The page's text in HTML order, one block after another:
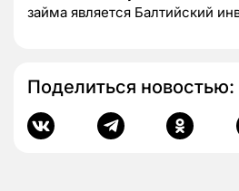
займа является Балтийский
Поделиться новостью: